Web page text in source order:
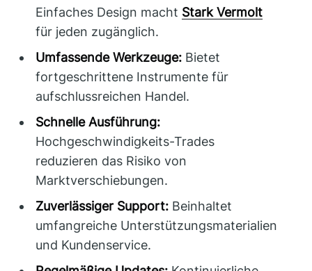
Einfaches Design macht Stark Vermolt
für jeden zugänglich.
Umfassende Werkzeuge: Bietet
fortgeschrittene Instrumente für
aufschlussreichen Handel.
Schnelle Ausführung:
Hochgeschwindigkeits-Trades
reduzieren das Risiko von
Marktverschiebungen.
Zuverlässiger Support: Beinhaltet
umfangreiche Unterstützungsmaterialien
und Kundenservice.